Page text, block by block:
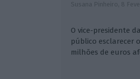
Susana Pinheiro, 8
O vice-presidente
público esclarecer
milhões de euros